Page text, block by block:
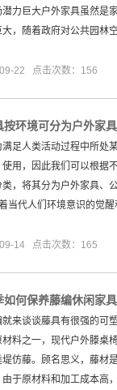
力巨大户外家具虽然是
，随着政府对公共园林
22 点击次数：156
按环境可分为户外家
足人类活动过程中所处
用，因此我们可以根据
，将其分为户外家具、
当代人们环境意识的觉
14 点击次数：165
如何保养藤编休闲家具
来谈谈藤具有很强的可
料之一，现代户外滕桌
仿藤。顾名思义，藤材
于原材料和加工成本高